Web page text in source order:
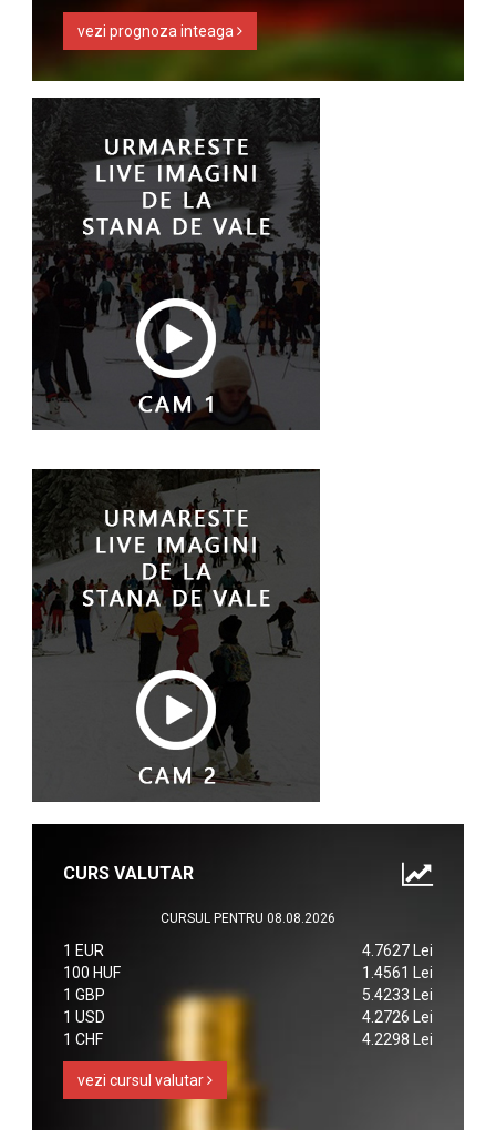
vezi prognoza inteaga
CURS VALUTAR
CURSUL PENTRU 08.08.2026
1 EUR
4.7627 Lei
100 HUF
1.4561 Lei
1 GBP
5.4233 Lei
1 USD
4.2726 Lei
1 CHF
4.2298 Lei
vezi cursul valutar